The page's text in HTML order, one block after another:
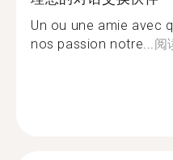
Un ou une amie avec
nos passion notre...阅